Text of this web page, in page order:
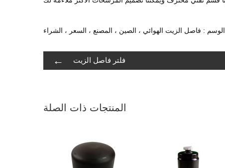
الوسم : فاصل الزيت الهوائي ، الصين ، المصنع ، السعر ، الشراء
← فلتر فاصل الزيت
المنتجات ذات الصلة